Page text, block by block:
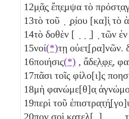
12μ̣ᾶ̣ς̣ ἔπ̣ε̣μψα τὸ
13τὸ τοῦ ̣ ̣ρ̣ίου [κα]ὶ̣ τὸ
14τὸ δοθὲν [ ̣ ̣ ̣] ̣ τῶν ἐν
15νοί(*)τῃ
16ποιήσις(*) , ἄδε̣λ̣φ̣ε̣,
17πᾶσι τοῖς φίλο[ι]ς
18μὴ φανώμε[θ]α̣
19περὶ τοῦ
20πον̣ σοὶ κατελ̣[ ̣]